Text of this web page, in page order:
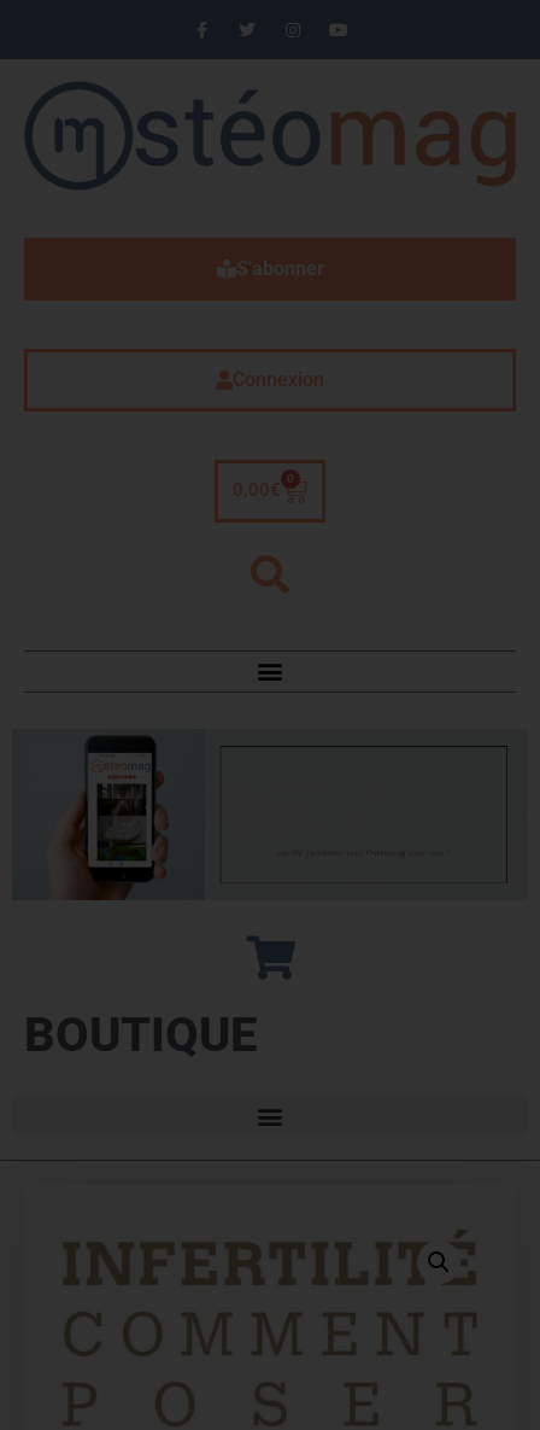
S'abonner
Connexion
0,00 €
0
BOUTIQUE